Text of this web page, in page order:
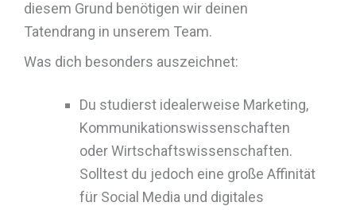
diesem Grund benötigen wir deinen
Tatendrang in unserem Team.
Was dich besonders auszeichnet:
Du studierst idealerweise Marketing,
Kommunikationswissenschaften
oder Wirtschaftswissenschaften.
Solltest du jedoch eine große Affinität
für Social Media und digitales